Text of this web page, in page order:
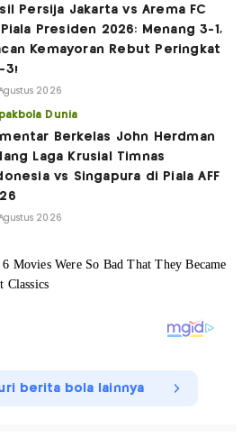
Persija Jakarta vs Arema FC
Presiden 2026: Menang 3-1,
Kemayoran Rebut Peringkat
3!
2026
Dunia
Berkelas John Herdman
Laga Krusial Timnas
vs Singapura di Piala AFF
2026
berita bola lainnya